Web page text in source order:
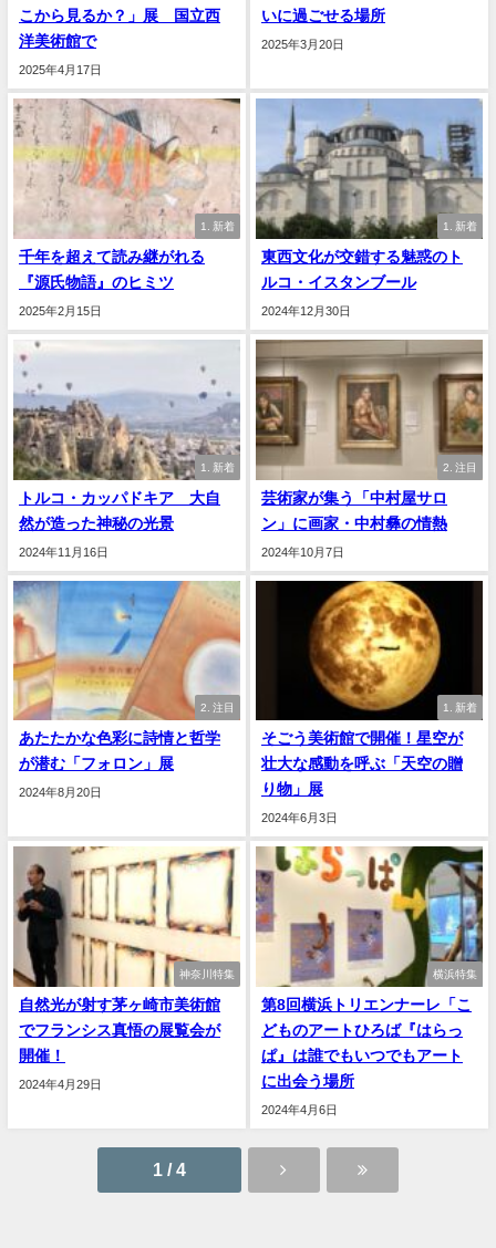
こから見るか？」展 国立西
洋美術館で
2025年4月17日
いに過ごせる場所
2025年3月20日
1. 新着
千年を超えて読み継がれる
『源氏物語』のヒミツ
2025年2月15日
1. 新着
東西文化が交錯する魅惑のト
ルコ・イスタンブール
2024年12月30日
1. 新着
トルコ・カッパドキア 大自
然が造った神秘の光景
2024年11月16日
2. 注目
芸術家が集う「中村屋サロ
ン」に画家・中村彝の情熱
2024年10月7日
2. 注目
あたたかな色彩に詩情と哲学
が潜む「フォロン」展
2024年8月20日
1. 新着
そごう美術館で開催！星空が
壮大な感動を呼ぶ「天空の贈
り物」展
2024年6月3日
神奈川特集
自然光が射す茅ヶ崎市美術館
でフランシス真悟の展覧会が
開催！
2024年4月29日
横浜特集
第8回横浜トリエンナーレ「こ
どものアートひろば『はらっ
ぱ』は誰でもいつでもアート
に出会う場所
2024年4月6日
1 / 4